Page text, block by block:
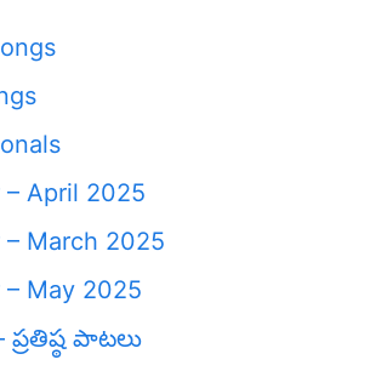
– April 2025
– March 2025
– May 2025
ప్రతిష్ఠ పాటలు